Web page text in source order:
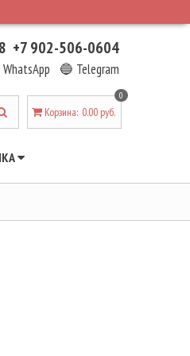
+7 902-506-0604
🔵 Telegram
Корзина:
0
0.00 руб.